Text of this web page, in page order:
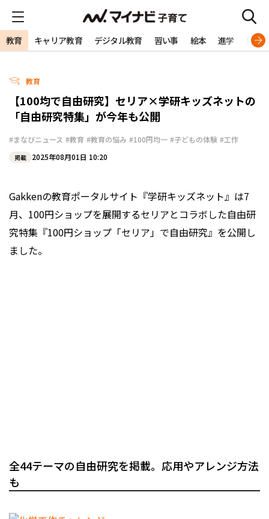
教育 キャリア教育 デジタル教育 習い事 絵本 進学 勉強
教育
【100均で自由研究】セリア×学研キッズネットの
「自由研究特集」が今年も公開
#まなびニュース #教育 #教育の悩み #100円均一 #子どもの体験 #工作
掲載 2025年08月01日 10:20
Gakkenの教育ポータルサイト『学研キッズネット』は7
月、100円ショップを展開するセリアとコラボした自由研
究特集『100円ショップ「セリア」で自由研究』を公開し
ました。
全44テーマの自由研究を掲載。応用やアレンジ方法
も